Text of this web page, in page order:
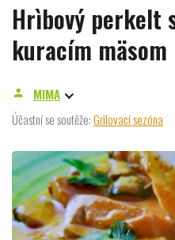
Hrìbový perkelt
kuracím mäsom
person
MIMA
Účastní se soutěže:Grilovací sezóna